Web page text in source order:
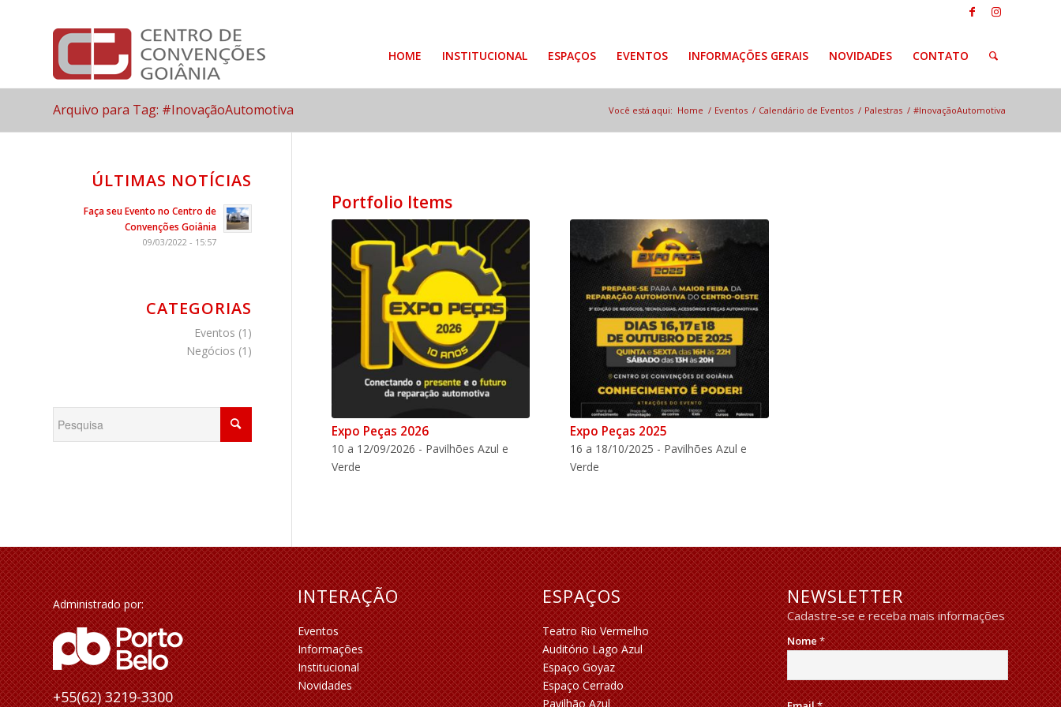
HOME INSTITUCIONAL ESPAÇOS EVENTOS INFORMAÇÕES GERAIS NOVIDADES CONTATO
Arquivo para Tag: #InovaçãoAutomotiva Você está aqui: Home / Eventos / Calendário de Eventos / Palestras / #InovaçãoAutomotiva
Portfolio Items
Expo Peças 2026
10 a 12/09/2026 - Pavilhões Azul e
Verde
Expo Peças 2025
16 a 18/10/2025 - Pavilhões Azul e
Verde
ÚLTIMAS NOTÍCIAS
Faça seu Evento no Centro de
Convenções Goiânia
09/03/2022 - 15:57
CATEGORIAS
Eventos (1)
Negócios (1)
Administrado por:
+55(62) 3219-3300
INTERAÇÃO
Eventos
Informações
Institucional
Novidades
ESPAÇOS
Teatro Rio Vermelho
Auditório Lago Azul
Espaço Goyaz
Espaço Cerrado
Pavilhão Azul
NEWSLETTER
Cadastre-se e receba mais informações
Nome*